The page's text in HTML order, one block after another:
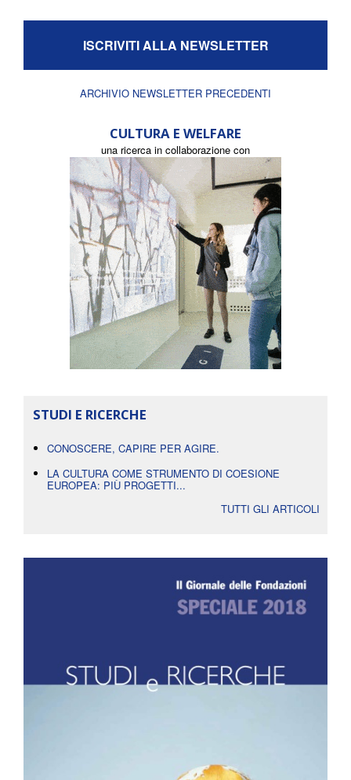
ISCRIVITI ALLA NEWSLETTER
ARCHIVIO NEWSLETTER PRECEDENTI
CULTURA E WELFARE
una ricerca in collaborazione con
STUDI E RICERCHE
CONOSCERE, CAPIRE PER AGIRE.
LA CULTURA COME STRUMENTO DI COESIONE
EUROPEA: PIÙ PROGETTI...
TUTTI GLI ARTICOLI